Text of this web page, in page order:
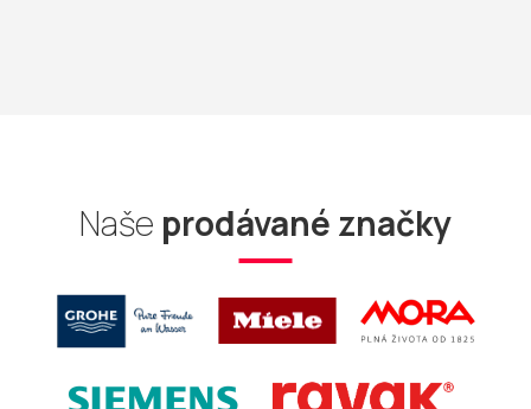
Naše prodávané značky